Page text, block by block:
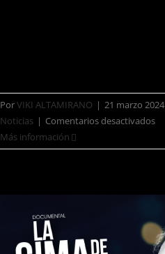
PorVIKI ALTAMIRANO | 21 marzo 2024
Noticias | Comentarios desactivados
Más información